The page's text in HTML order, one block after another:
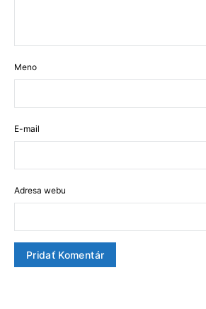
Meno
E-mail
Adresa webu